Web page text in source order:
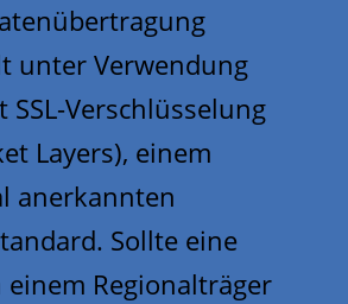
unter Verwendung
SSL-Verschlüsselung
Layers), einem
anerkannten
Sollte eine
Regionalträger